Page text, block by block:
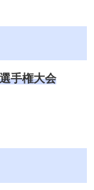
手権大会